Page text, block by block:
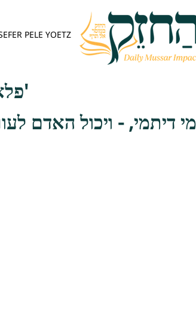
PELE YOETZ
פלא יועץ - אות א'
דיתמי, - ויכול האדם